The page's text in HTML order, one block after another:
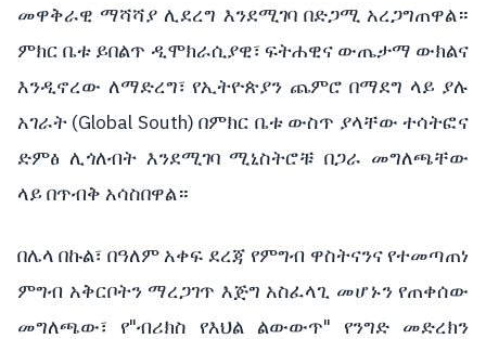
መዋቅራዊ ማሻሻያ ሊደረግ እንደሚገባ በድጋሚ አረጋግጠዋል።
ምክር ቤቱ ይበልጥ ዲሞክራሲያዊ፣ ፍትሐዊና ውጤታማ ውክልና
እንዲኖረው ለማድረግ፣ የኢትዮጵያን ጨምሮ በማደግ ላይ ያሉ
አገራት (Global South) በምክር ቤቱ ውስጥ ያላቸው ተሳትፎና
ድምፅ ሊጎለብት እንደሚገባ ሚኒስትሮቹ በጋራ መግለጫቸው
ላይ በጥብቅ አሳስበዋል።
በሌላ በኩል፣ በዓለም አቀፍ ደረጃ የምግብ ዋስትናንና የተመጣጠነ
ምግብ አቅርቦትን ማረጋገጥ እጅግ አስፈላጊ መሆኑን የጠቀሰው
መግለጫው፣ የ"ብሪክስ የእህል ልውውጥ" የንግድ መድረክን